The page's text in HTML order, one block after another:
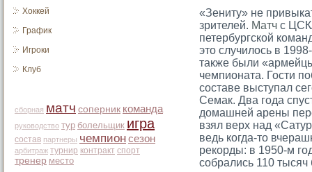
Хоккей
График
Игроки
Клуб
сборная матч соперник команда
руководство тур болельщик игра
состав партнеры чемпионсезон
арбитраж турнир контракт спорт
тренер место
«Зениту» не
зрителей. Матч с
петербургской
это случилось в
также были
чемпионата. Гости
составе выступал
Семак. Два года
домашней арены
взял верх над
ведь когда-то
рекорды: в 1950-м
собрались 110